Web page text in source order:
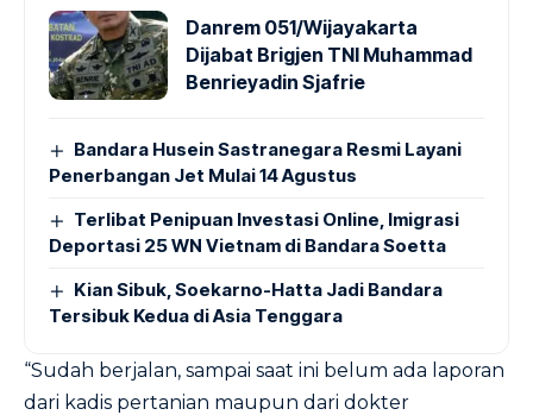
Danrem 051/Wijayakarta
Dijabat Brigjen TNI Muhammad
Benrieyadin Sjafrie
Bandara Husein Sastranegara Resmi Layani
Penerbangan Jet Mulai 14 Agustus
Terlibat Penipuan Investasi Online, Imigrasi
Deportasi 25 WN Vietnam di Bandara Soetta
Kian Sibuk, Soekarno-Hatta Jadi Bandara
Tersibuk Kedua di Asia Tenggara
“Sudah berjalan, sampai saat ini belum ada laporan
dari kadis pertanian maupun dari dokter